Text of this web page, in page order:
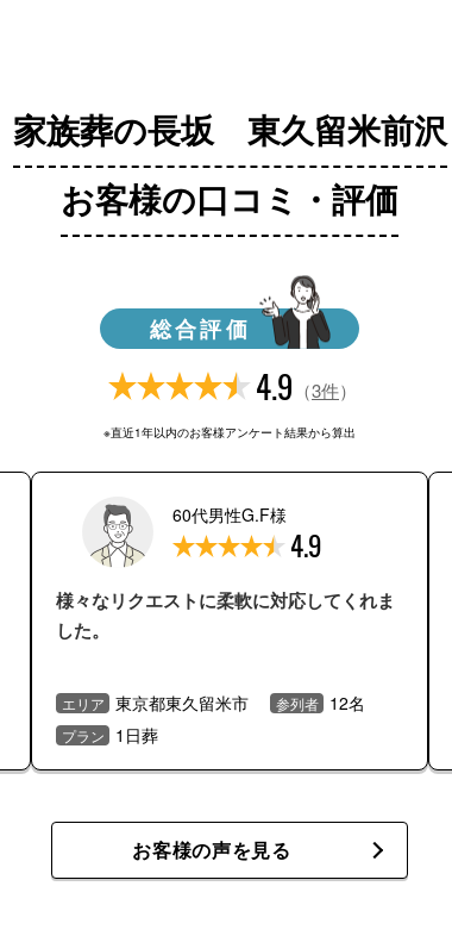
家族葬の長坂 東久留米前沢
お客様の口コミ・評価
総合評価
4.9 （3件）
※直近1年以内のお客様アンケート結果から算出
60代男性G.F様
4.9
様々なリクエストに柔軟に対応してくれま
した。
エリア 東京都東久留米市 参列者 12名
プラン 1日葬
お客様の声を見る